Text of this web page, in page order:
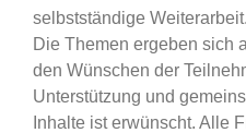
selbstständige Weiterarbeit.
Die Themen ergeben sich
den Wünschen der
Unterstützung und
Inhalte ist erwünscht. Alle